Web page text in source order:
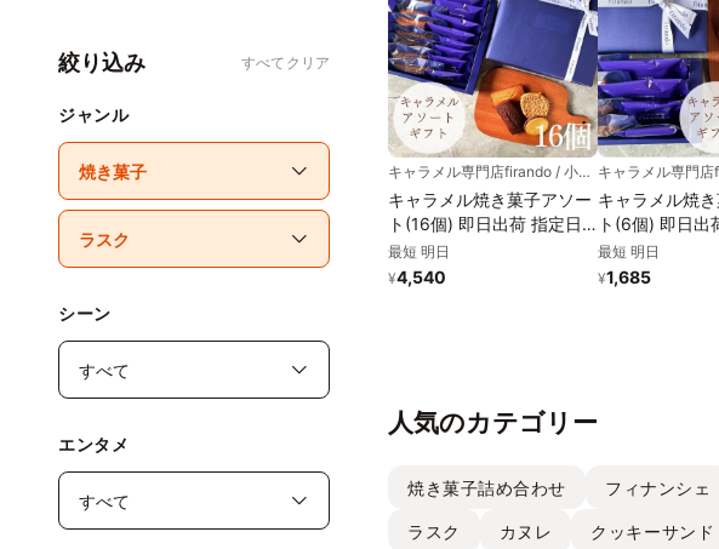
絞り込み すべてクリア
ジャンル
シーン
エンタメ
キャラメル専門店firando / 小値賀地域ブランド製作所株式会社
キャラメル焼き菓子アソー
ト(16個) 即日出荷 指定日
可 夏ギフト ギフト おしゃ
れ 焼き菓子 個包装 お中元
最短 明日
¥4,540
キャラメル焼
ト(6個) 即日出荷 指定日可
夏ギフト ギフ
焼き菓子 個包装
最短 明日
¥1,685
人気のカテゴリー
焼き菓子詰め合わせ フィナンシェ
ラスク カヌレ クッキーサンド